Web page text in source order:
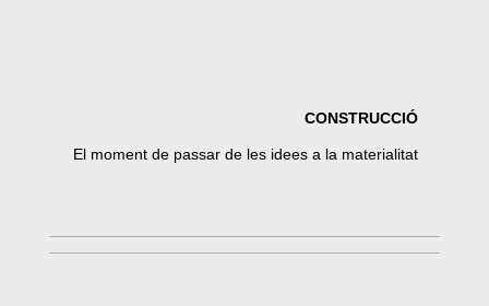
CONSTRUCCIÓ
El moment de passar de les idees a la materialitat